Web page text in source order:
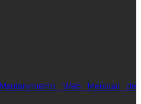
Mantenimiento Web Mensual de